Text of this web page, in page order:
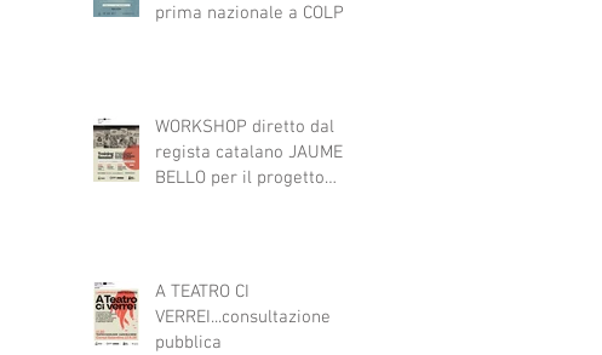
prima nazionale a COLPI
WORKSHOP diretto dal
regista catalano JAUME
BELLO per il progetto
nelle attività teatrali
A TEATRO CI
VERREI...consultazione
pubblica